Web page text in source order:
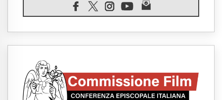
08.08.2026
Spin Time, Reina: Cristo non abita nei
senzatetto
08.08.2026
08.08.2026
Argentina, l'arcivescovo Colombo: "La
visita del Papa messaggio di pace e
dignità"